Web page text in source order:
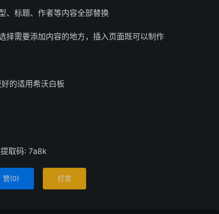
、标题、作者等内容全部替换
择需要添加内容的地方，插入页面既可以制作
的适用希沃白板
提取码: 7a8k
赞(0) 打赏